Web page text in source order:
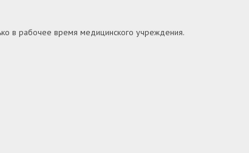
в рабочее время медицинского учреждения.